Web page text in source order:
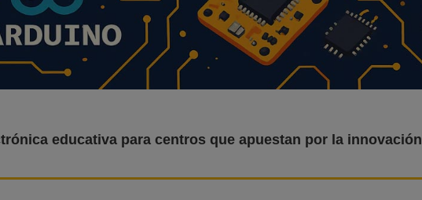
educativa para centros que apuestan por la innovación